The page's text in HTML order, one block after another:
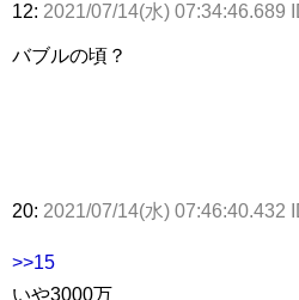
12: 2021/07/14(水) 07:34:46.689
バブルの頃？
20: 2021/07/14(水) 07:46:40.432
>>15
いや3000万